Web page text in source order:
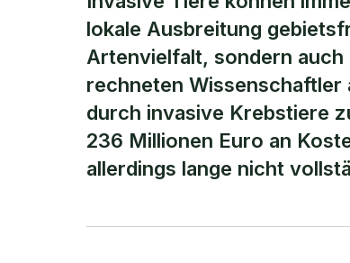
Hohe
durch
lokale Ausbreitung
Artenvielfalt, sondern
rechneten Wissenschaftler
durch invasive Krebstiere
236 Millionen Euro an
allerdings lange nicht